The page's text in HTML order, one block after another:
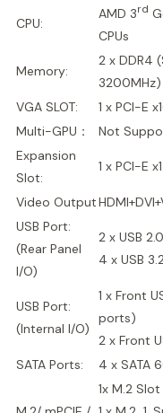
CPU:
AMD 3rd
CPUs
Memory:
2 x DDR4
3200MHz)
VGA SLOT:
1 x PCI-E
Multi-GPU：
Not
Expansion
Slot:
1 x PCI-E
Video Output
USB Port:
(Rear Panel
I/O)
2 x USB
4 x USB
USB Port:
(Internal I/O)
1 x Front
ports)
2 x Front
SATA Ports:
4 x SATA
1x M.2 Slot